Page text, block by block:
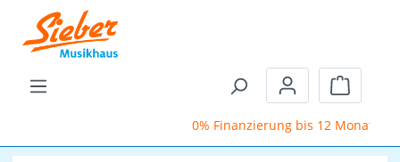
Zum Hauptinhalt springen
0% Finanzierung bis 12 Monate